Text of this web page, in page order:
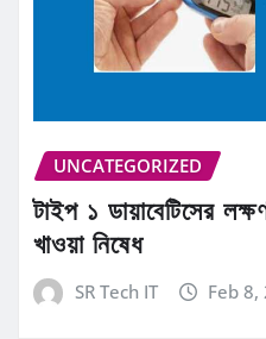
UNCATEGORIZED
টাইপ ১ ডায়াবেটিসের
খাওয়া নিষেধ
SR Tech IT Feb 8,